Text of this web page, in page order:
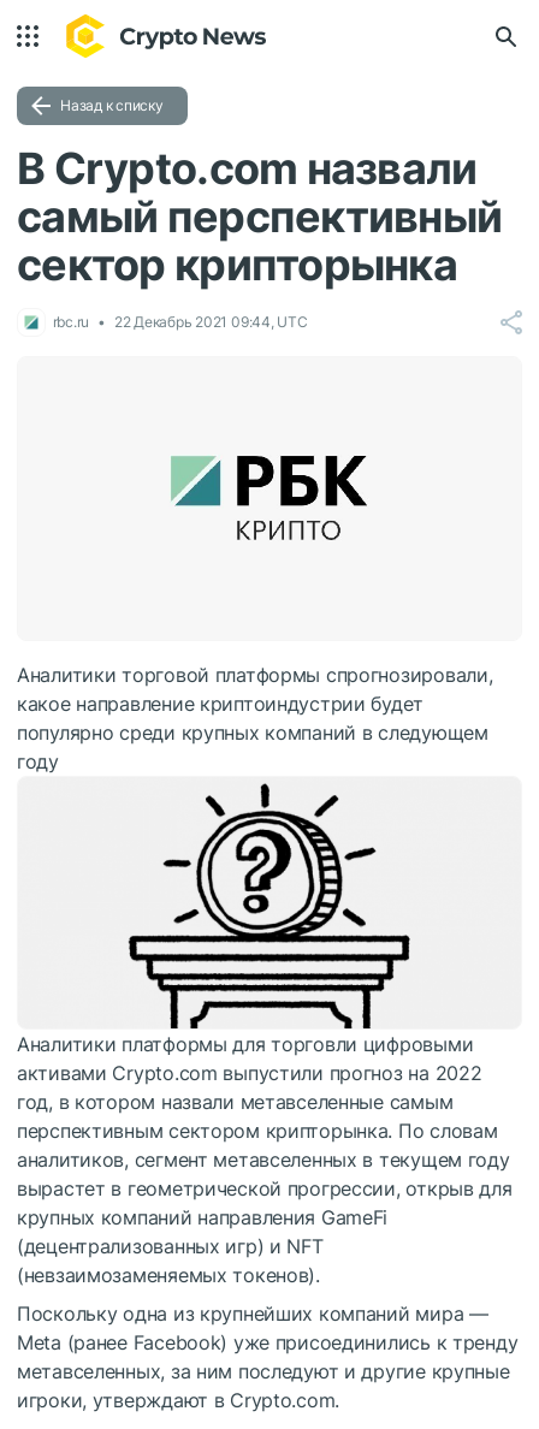
Назад к списку
В Crypto.com назвали
самый перспективный
сектор крипторынка
rbc.ru 22 Декабрь 2021 09:44, UTC
Аналитики торговой платформы спрогнозировали,
какое направление криптоиндустрии будет
популярно среди крупных компаний в следующем
году
Аналитики платформы для торговли цифровыми
активами Crypto.com выпустили прогноз на 2022
год, в котором назвали метавселенные самым
перспективным сектором крипторынка. По словам
аналитиков, сегмент метавселенных в текущем году
вырастет в геометрической прогрессии, открыв для
крупных компаний направления GameFi
(децентрализованных игр) и NFT
(невзаимозаменяемых токенов).
Поскольку одна из крупнейших компаний мира —
Meta (ранее Facebook) уже присоединились к тренду
метавселенных, за ним последуют и другие крупные
игроки, утверждают в Crypto.com.